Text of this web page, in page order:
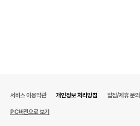
서비스 이용약관 개인정보 처리방침 입점/제휴 문의
PC버전으로 보기